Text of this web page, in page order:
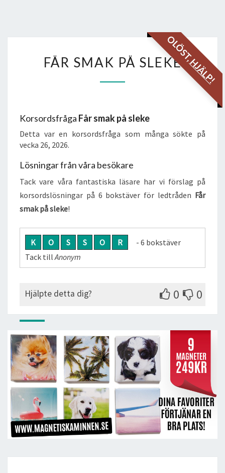
OLÖST,
HJÄLP!
SMAK
SLEKE
FÅR SMAK PÅ SLEKE
Korsordsfråga Får smak på sleke
Detta var en korsordsfråga som många sökte på
vecka 26, 2026.
Lösningar från våra besökare
Tack vare våra fantastiska läsare har vi förslag på
korsordslösningar på 6 bokstäver för ledtråden Får
smak på sleke!
K O S S O R
- 6 bokstäver
Tack tillAnonym
Hjälpte detta dig? 0 0